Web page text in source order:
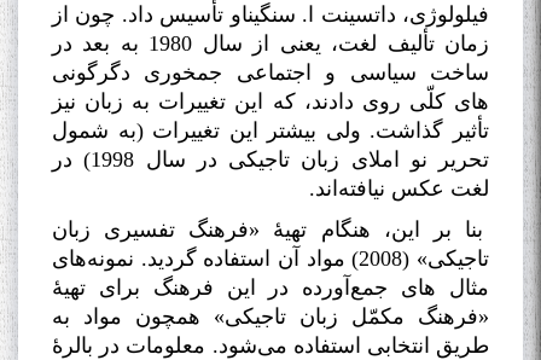
فیلولوژی، داتسینت ا. سنگیناو تأسیس داد. چون از
زمان تألیف لغت، یعنی از سال 1980 به بعد در
ساخت سیاسی و اجتماعی جمخوری دگرگونی
های کلّی روی دادند، که این تغییرات به زبان نیز
تأثیر گذاشت. ولی بیشتر این تغییرات (به شمول
تحریر نو املای زبان تاجیکی در سال 1998) در
لغت عکس نیافته‌اند.
بنا بر این، هنگام تهیۀ «فرهنگ تفسیری زبان
تاجیکی» (2008) مواد آن استفاده گردید. نمونه‌های
مثال های جمع‌آورده در این فرهنگ برای تهیۀ
«فرهنگ مکمّل زبان تاجیکی» همچون مواد به
طریق انتخابی استفاده می‌شود. معلومات در بالرۀ